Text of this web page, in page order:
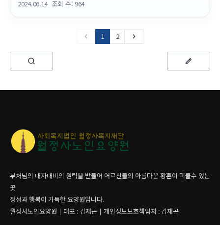
2024.06.14 조회 수: 964
1 2
부처님의 대자대비의 원력을 받들어 어르신들의 아름다운 황혼이 머물수 있는
곳
정성과 행복이 가득한 요양원입니다.
월정사노인요양원 | 대표 : 김재곤 | 개인정보보호책임자 : 김재곤